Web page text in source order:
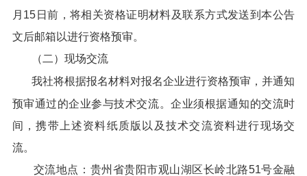
月15日前，将相关资格证明材料及联系方式发送到本公告
文后邮箱以进行资格预审。
（二）现场交流
我社将根据报名材料对报名企业进行资格预审，并通知
预审通过的企业参与技术交流。企业须根据通知的交流时
间，携带上述资料纸质版以及技术交流资料进行现场交
流。
交流地点：贵州省贵阳市观山湖区长岭北路51号金融